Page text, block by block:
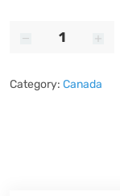
Touch
quantity
Category: Canada